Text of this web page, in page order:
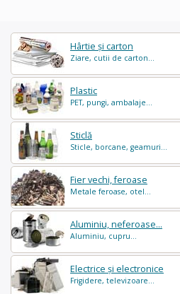
Hârtie și carton
Ziare, cutii de carton...
Plastic
PET, pungi, ambalaje...
Sticlă
Sticle, borcane, geamuri...
Fier vechi, feroase
Metale feroase, otel...
Aluminiu, neferoase...
Aluminiu, cupru...
Electrice și electronice
Frigidere, televizoare...